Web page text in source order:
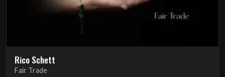
Rico Schett
Fair Trade